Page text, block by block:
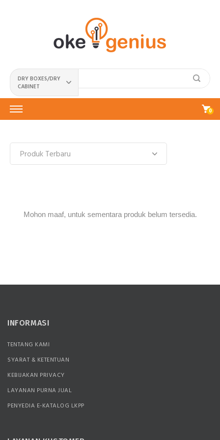
DRY BOXES/DRY
CABINET
0
Mohon maaf, untuk sementara produk belum tersedia.
INFORMASI
TENTANG KAMI
SYARAT & KETENTUAN
KEBIJAKAN PRIVACY
LAYANAN PURNA JUAL
PENYEDIA E-KATALOG LKPP